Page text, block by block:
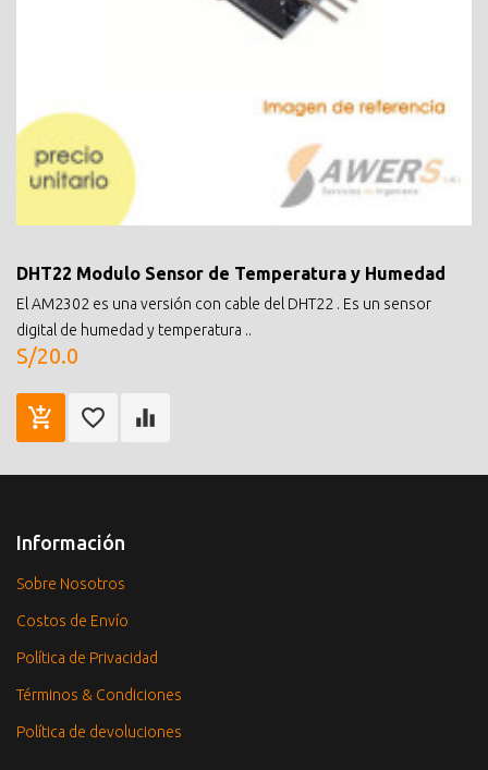
DHT22 Modulo Sensor de Temperatura y Humedad
El AM2302 es una versión con cable del DHT22 . Es un sensor
digital de humedad y temperatura ..
S/20.0
Información
Sobre Nosotros
Costos de Envío
Política de Privacidad
Términos & Condiciones
Política de devoluciones